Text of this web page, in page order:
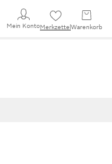
Mein KontoMerkzettel Warenkorb